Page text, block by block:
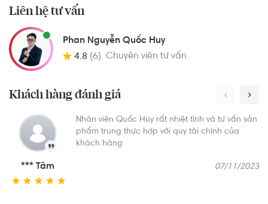
Liên hệ tư vấn
Phan Nguyễn Quốc Huy
4.8 (6) Chuyên viên tư vấn
Khách hàng đánh giá
*** Tâm
Nhân viên Quốc Huy rất nhiệt tình và tư vấn sản
phẩm trung thực hợp với quy tài chính của
khách hàng
07/11/2023